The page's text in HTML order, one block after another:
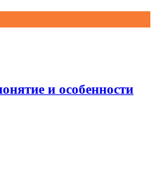
и особенности